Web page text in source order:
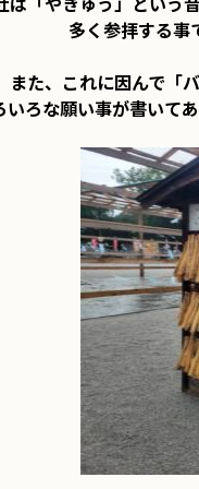
多く参拝する事
また、これに因んで「
いろな願い事が書いて